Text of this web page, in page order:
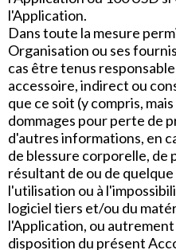
l'Application.
Dans toute la mesure
Organisation ou ses
cas être tenus
accessoire, indirect ou
que ce soit (y compris,
dommages pour perte de
d'autres informations, en
de blessure corporelle,
résultant de ou de
l'utilisation ou à
logiciel tiers et/ou du
l'Application, ou
disposition du présent